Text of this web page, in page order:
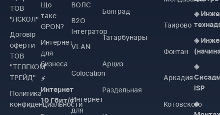
ТОВ
"ЛЄКОЛ"
Договiр
оферти
ТОВ
"ТЕЛЕКОМ
ТРЕЙД"
Политика
конфиденциальности
Що
таке
GPON?
Интернет
для
бизнеса
⚡
Интернет
10 Гбит/с
ВОЛС
B2O
Інтегратор
VLAN
Colocation
Интернет
для
Болград
Татарбунары
Арциз
Раздельная
Таирово
Фонтан
Аркадия
Котовского
◈
◈
◈
ISP
◈